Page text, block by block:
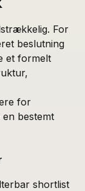
For
beslutning
et formelt
for
bestemt
shortlist